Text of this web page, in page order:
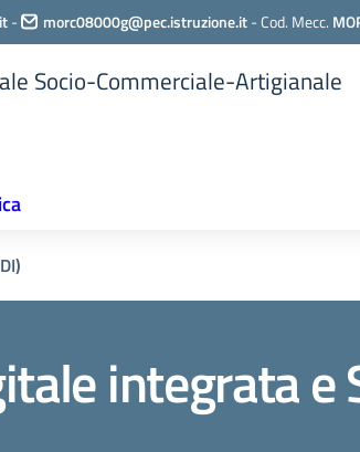
- morc08000g@pec.istruzione.it-Cod. Mecc.
Socio-Commerciale-Artigianale
integrata e